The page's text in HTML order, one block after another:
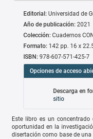
Editorial: Universidad de
Año de publicación: 2021
Colección: Cuadernos
Formato: 142 pp. 16 x
ISBN: 978-607-571-425-7
Opciones de acceso
Descarga en
sitio
Este libro es un
oportunidad en la
disertación como base de